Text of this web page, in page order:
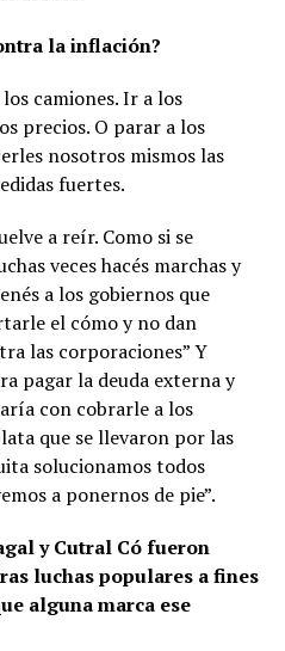
la inflación?
camiones. Ir a los
precios. O parar a los
nosotros mismos las
fuertes.
a reír. Como si se
veces hacés marchas y
a los gobiernos que
el cómo y no dan
las corporaciones” Y
pagar la deuda externa y
con cobrarle a los
que se llevaron por las
solucionamos todos
a ponernos de pie”.
y Cutral Có fueron
luchas populares a fines
alguna marca ese